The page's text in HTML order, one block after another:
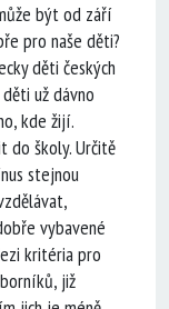
být od září
pro naše děti?
děti českých
už dávno
kde žijí.
do školy. Určitě
stejnou
vybavené
kritéria pro
již